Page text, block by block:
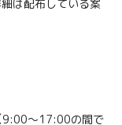
は配布している案
9:00～17:00の間で